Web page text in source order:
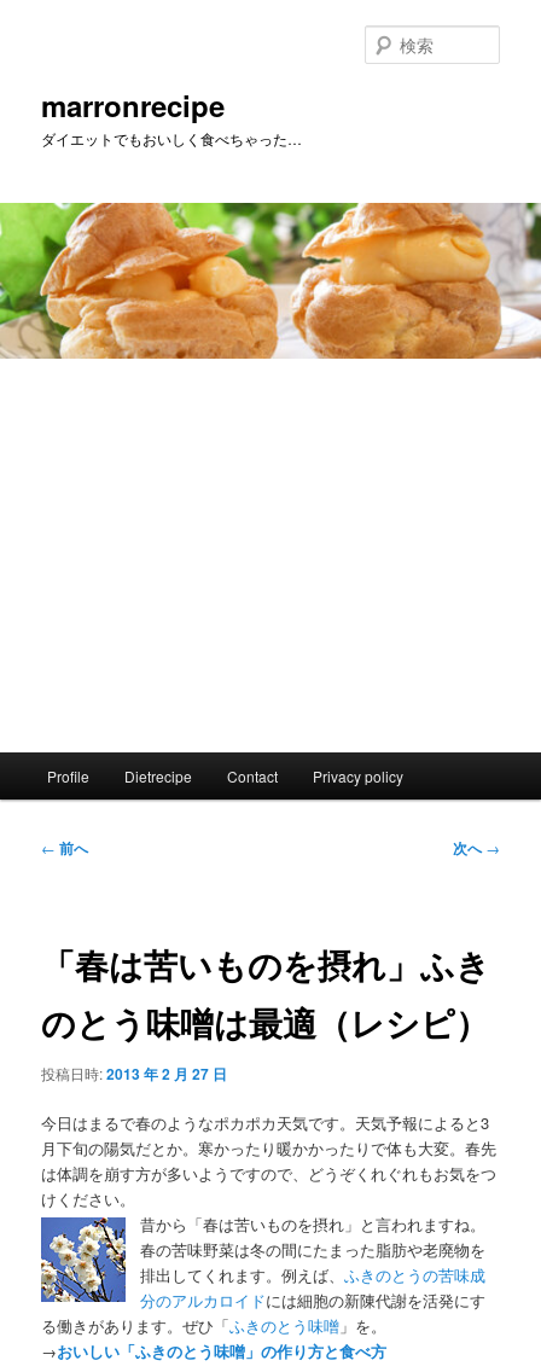
へ
移
動
marronrecipe
ダイエットでもおいしく食べちゃった…
索
Profile Dietrecipe Contact Privacy policy
投
ョ
← 前へ 次へ→
「春は苦いものを摂れ」ふき
のとう味噌は最適（レシピ）
投稿日時:2013 年 2 月 27 日
今日はまるで春のようなポカポカ天気です。天気予報によると3
月下旬の陽気だとか。寒かったり暖かかったりで体も大変。春先
は体調を崩す方が多いようですので、どうぞくれぐれもお気をつ
けください。
昔から「春は苦いものを摂れ」と言われますね。
春の苦味野菜は冬の間にたまった脂肪や老廃物を
排出してくれます。例えば、ふきのとうの苦味成
分のアルカロイドには細胞の新陳代謝を活発にす
る働きがあります。ぜひ「ふきのとう味噌 」を。
→おいしい「ふきのとう味噌」の作り方と食べ方